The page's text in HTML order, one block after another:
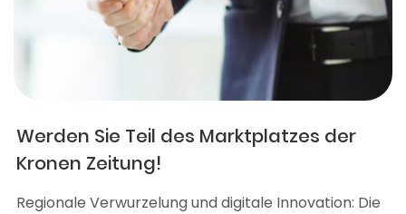
Werden Sie Teil des Marktplatzes der
Kronen Zeitung!
Regionale Verwurzelung und digitale Innovation: Die